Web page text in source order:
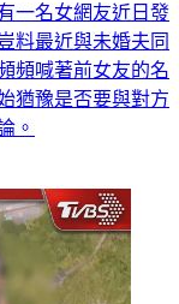
一名女網友近日發
料最近與未婚夫同
頻喊著前女友的名
猶豫是否要與對方
。